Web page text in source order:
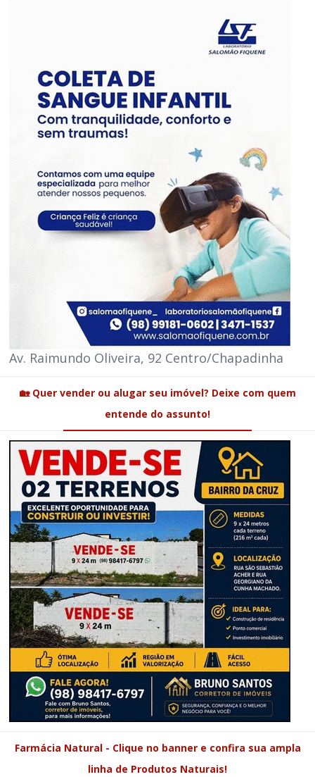
Av. Raimundo Oliveira, 92 Centro/Chapadinha
🏡 Quer vender ou alugar seu imóvel? Deixe com quem
entende do assunto!
Farmácia Natural - Clique no banner e confira sua ampla
linha de Produtos Naturais!